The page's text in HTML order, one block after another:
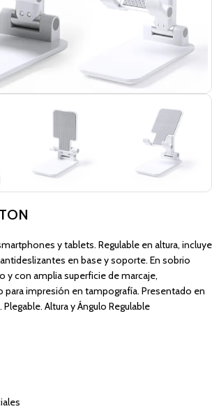
y tablets. Regulable en altura, incluye
en base y soporte. En sobrio
y con amplia superficie de marcaje,
impresión en tampografía. Presentado en
Altura y Ángulo Regulable